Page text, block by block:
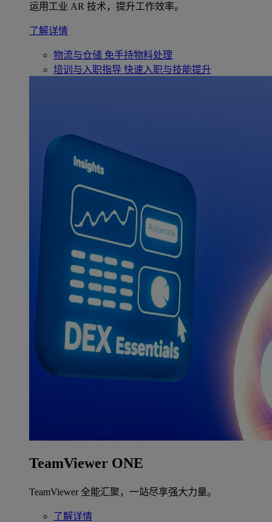
运用工业 AR 技术，提升工作效率。
了解详情
物流与仓储 免手持物料处理
培训与入职指导 快速入职与技能提升
TeamViewer ONE
TeamViewer 全能汇聚，一站尽享强大力量。
了解详情